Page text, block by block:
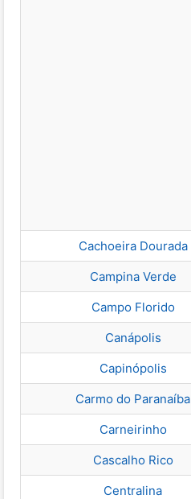
Cachoeira Dourada
Campina Verde
Campo Florido
Canápolis
Capinópolis
Carmo do Paranaíba
Carneirinho
Cascalho Rico
Centralina